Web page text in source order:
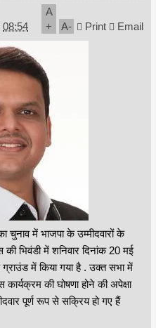
08:54
A
+
A- Print Email
चुनाव में भाजपा के उम्मीदवारों के
भिवंडी में शनिवार दिनांक 20 मई
में किया गया है . उक्त सभा में
कार्यक्रम की घोषणा होने की अपेक्षा
पूर्ण रूप से सक्रिय हो गए हैं